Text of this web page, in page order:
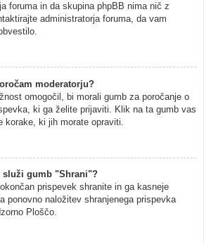
foruma in da skupina phpBB nima nič z
administratorja foruma, da vam
moderatorju?
omogočil, bi morali gumb za poročanje o
ki ga želite prijaviti. Klik na ta gumb vas
korake, ki jih morate opraviti.
služi gumb "Shrani"?
prispevek shranite in ga kasneje
ponovno naložitev shranjenega prispevka
Ploščo.